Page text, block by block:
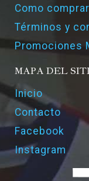
Como comprar
Términos y
Promociones
MAPA DEL
Inicio
Contacto
Facebook
Instagram